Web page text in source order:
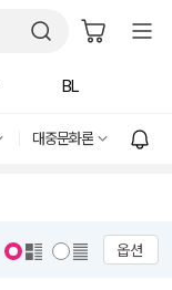
BL
대중문화론
옵션